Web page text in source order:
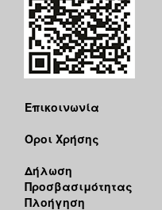
Επικοινωνία
Όροι Χρήσης
Δήλωση
Προσβασιμότητας
Πλοήγηση